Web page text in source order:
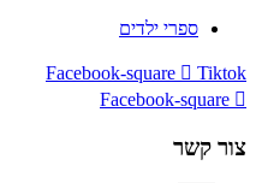
ספרי ילדים
Facebook-square
Tiktok
Facebook-square
צור קשר